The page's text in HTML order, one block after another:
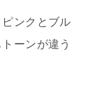
ンクとブル
ーンが違う